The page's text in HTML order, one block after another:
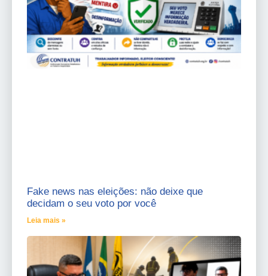
Fake news nas eleições: não deixe que
decidam o seu voto por você
Leia mais »